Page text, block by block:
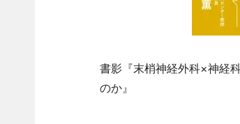
書影『末梢神経外科×神経
のか』